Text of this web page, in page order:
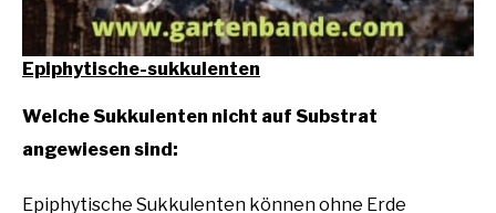
Epiphytische-sukkulenten
Welche Sukkulenten nicht auf Substrat
angewiesen sind:
Epiphytische Sukkulenten können ohne Erde